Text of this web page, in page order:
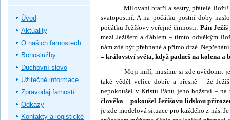
Milovaní bratři a sestry, přátelé Boží!
svatopostní. A na počátku postní doby
počátku Ježíšovy veřejné činnosti: Pán
mezi Ježíšem a ďáblem – tímto odvěkým
nám zdá být přehnané a přímo drzé.
– království světa, když padneš na kolena a
Moji milí, musíme si zde uvědomit
také věděl velice dobře a přesně – že
nepokoušel v Kristu Pánu jeho božství –
člověka – pokoušel Ježíšovu lidskou
je zde modelová situace pro každého z nás.
Úvod
Aktuality
O našich farnostech
Bohoslužby
Duchovní slovo
Užitečné informace
Zpravodaj farností
Odkazy
Kontakty a logistické